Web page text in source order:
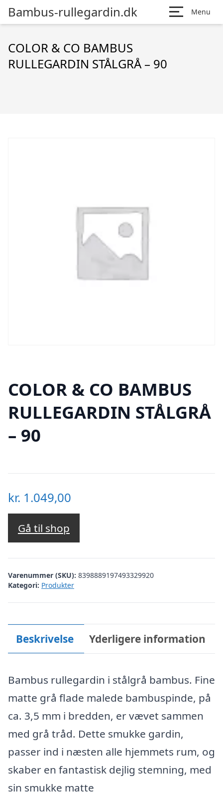
Bambus-rullegardin.dk Menu
COLOR & CO BAMBUS
RULLEGARDIN STÅLGRÅ – 90
COLOR & CO BAMBUS
RULLEGARDIN STÅLGRÅ
– 90
kr. 1.049,00
Gå til shop
Varenummer (SKU): 8398889197493329920
Kategori: Produkter
Beskrivelse Yderligere information
Bambus rullegardin i stålgrå bambus. Fine
matte grå flade malede bambuspinde, på
ca. 3,5 mm i bredden, er vævet sammen
med grå tråd. Dette smukke gardin,
passer ind i næsten alle hjemmets rum, og
skaber en fantastisk dejlig stemning, med
sin smukke matte